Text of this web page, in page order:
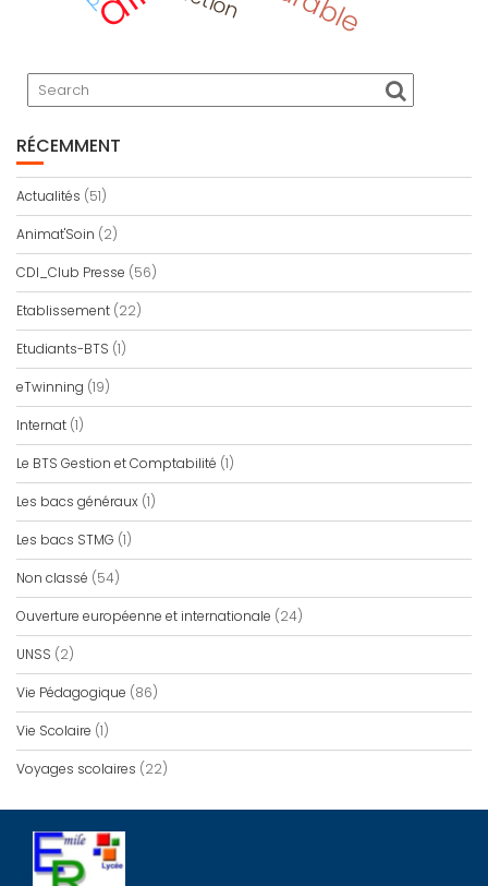
RÉCEMMENT
Actualités (51)
Animat'Soin (2)
CDI_Club Presse (56)
Etablissement (22)
Etudiants-BTS (1)
eTwinning (19)
Internat (1)
Le BTS Gestion et Comptabilité (1)
Les bacs généraux (1)
Les bacs STMG (1)
Non classé (54)
Ouverture européenne et internationale (24)
UNSS (2)
Vie Pédagogique (86)
Vie Scolaire (1)
Voyages scolaires (22)